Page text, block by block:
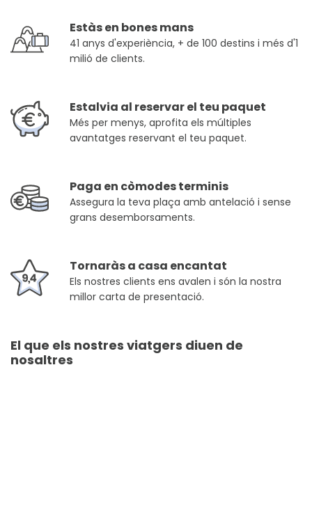
Estàs en bones mans
41 anys d'experiència, + de 100 destins i més d'1
milió de clients.
Estalvia al reservar el teu paquet
Més per menys, aprofita els múltiples
avantatges reservant el teu paquet.
Paga en còmodes terminis
Assegura la teva plaça amb antelació i sense
grans desemborsaments.
Tornaràs a casa encantat
Els nostres clients ens avalen i són la nostra
millor carta de presentació.
El que els nostres viatgers diuen de
nosaltres